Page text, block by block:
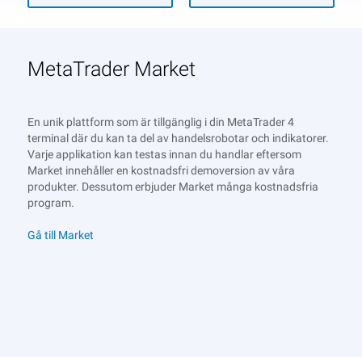
MetaTrader Market
En unik plattform som är tillgänglig i din MetaTrader 4
terminal där du kan ta del av handelsrobotar och indikatorer.
Varje applikation kan testas innan du handlar eftersom
Market innehåller en kostnadsfri demoversion av våra
produkter. Dessutom erbjuder Market många kostnadsfria
program.
Gå till Market